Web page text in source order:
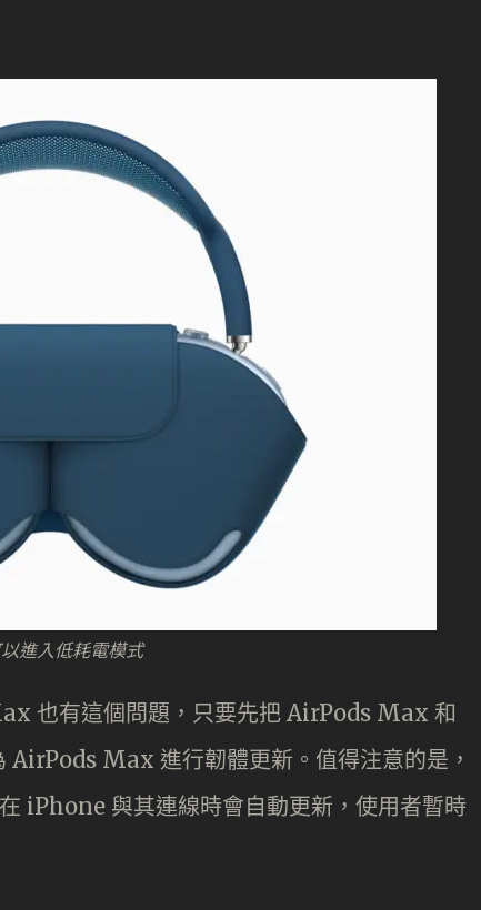
進入低耗電模式
也有這個問題，只要先把 AirPods Max 和
Max 進行韌體更新。值得注意的是，
iPhone 與其連線時會自動更新，使用者暫時